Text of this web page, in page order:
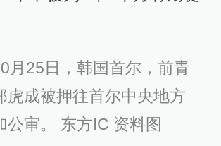
月25日，韩国首尔，前青
虎成被押往首尔中央地方
公审。 东方IC 资料图